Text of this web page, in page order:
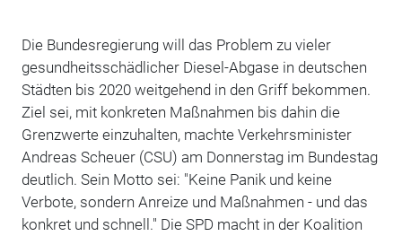
Die Bundesregierung will das Problem zu vieler
gesundheitsschädlicher Diesel-Abgase in deutschen
Städten bis 2020 weitgehend in den Griff bekommen.
Ziel sei, mit konkreten Maßnahmen bis dahin die
Grenzwerte einzuhalten, machte Verkehrsminister
Andreas Scheuer (CSU) am Donnerstag im Bundestag
deutlich. Sein Motto sei: "Keine Panik und keine
Verbote, sondern Anreize und Maßnahmen - und das
konkret und schnell." Die SPD macht in der Koalition